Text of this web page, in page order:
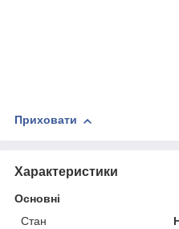
Приховати
Характеристики
Основні
Стан